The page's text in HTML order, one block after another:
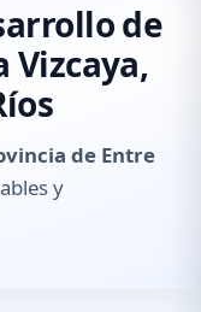
de
Vizcaya,
de Entre
y